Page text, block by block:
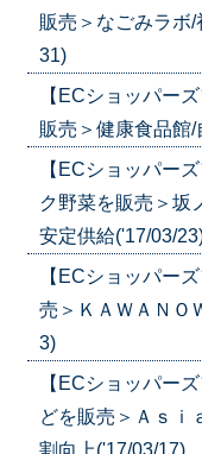
販売＞なごみラボ
31)
【ECショッパー
販売＞健康食品館
【ECショッパー
ク野菜を販売＞坂
安定供給('17/03/
【ECショッパー
売＞ＫＡＷＡＮＯ
3)
【ECショッパー
どを販売＞Ａｓ
割向上('17/03/17)